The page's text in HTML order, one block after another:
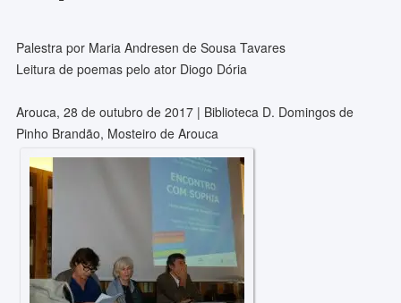
Palestra por Maria Andresen de Sousa Tavares
Leitura de poemas pelo ator Diogo Dória
Arouca, 28 de outubro de 2017 | Biblioteca D. Domingos de
Pinho Brandão, Mosteiro de Arouca